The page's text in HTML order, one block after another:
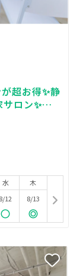
超お得✨静
ロン✨自
水
8/12
木
8/13